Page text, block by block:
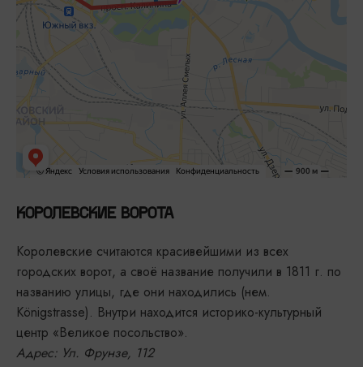
КОРОЛЕВСКИЕ ВОРОТА
Королевские считаются красивейшими из всех
городских ворот, а своё название получили в 1811 г. по
названию улицы, где они находились (нем.
Königstrasse). Внутри находится историко-культурный
центр «Великое посольство».
Адрес: Ул. Фрунзе, 112